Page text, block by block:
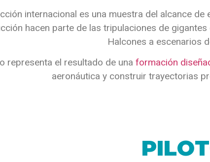
internacional es una muestra del alcance
hacen parte de las tripulaciones de
Halcones a escenarios
representa el resultado de unaformación
aeronáutica y construir trayectorias